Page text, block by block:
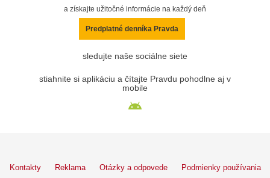
a získajte užitočné informácie na každý deň
Predplatné denníka Pravda
sledujte naše sociálne siete
stiahnite si aplikáciu a čítajte Pravdu pohodlne aj v
mobile
Kontakty Reklama Otázky a odpovede Podmienky používania